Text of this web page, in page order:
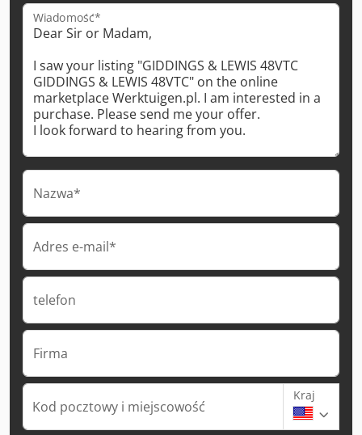
Wiadomość*
Nazwa*
Adres e-mail*
telefon
Firma
Kod pocztowy i miejscowość
Kraj